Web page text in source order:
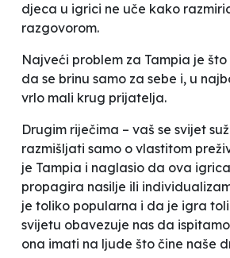
djeca u igrici ne uče kako
razgovorom.
Najveći problem za Tampia je
da se brinu samo za sebe i, u
vrlo mali krug prijatelja.
Drugim riječima – vaš se svijet
razmišljati samo o vlastitom
je Tampia i naglasio da ova
propagira nasilje ili
je toliko popularna i da je igra
svijetu obavezuje nas da
ona imati na ljude što čine naše